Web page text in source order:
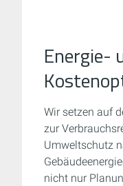
Energie-
Wir setzen auf
zur
Umweltschutz
nicht nur